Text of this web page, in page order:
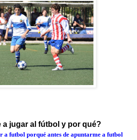
a jugar al fútbol y por qué?
a futbol porqué antes de apuntarme a futbol